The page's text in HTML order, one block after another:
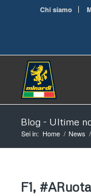
Chi siamo
Blog - Ultime
Sei in: Home / News /
F1,